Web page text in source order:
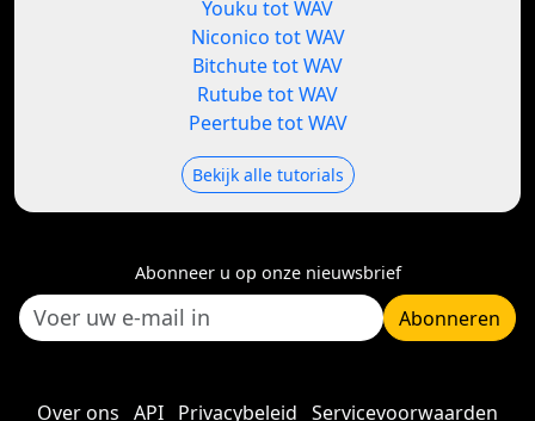
Youku tot WAV
Niconico tot WAV
Bitchute tot WAV
Rutube tot WAV
Peertube tot WAV
Bekijk alle tutorials
Abonneer u op onze nieuwsbrief
Abonneren
Over ons API Privacybeleid Servicevoorwaarden